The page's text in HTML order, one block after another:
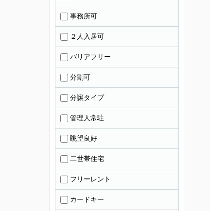
事務所可
２人入居可
バリアフリー
分割可
分譲タイプ
管理人常駐
眺望良好
二世帯住宅
フリーレント
カードキー